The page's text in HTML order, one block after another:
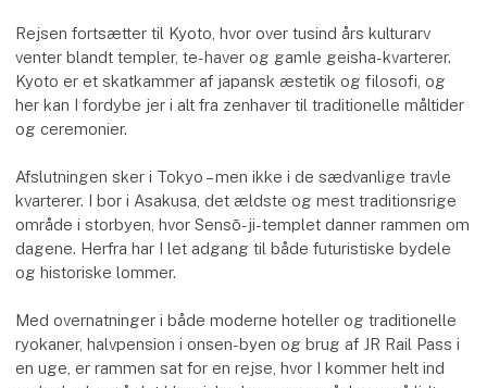
Rejsen fortsætter til Kyoto, hvor over tusind års kulturarv
venter blandt templer, te-haver og gamle geisha-kvarterer.
Kyoto er et skatkammer af japansk æstetik og filosofi, og
her kan I fordybe jer i alt fra zenhaver til traditionelle måltider
og ceremonier.
Afslutningen sker i Tokyo – men ikke i de sædvanlige travle
kvarterer. I bor i Asakusa, det ældste og mest traditionsrige
område i storbyen, hvor Sensō-ji-templet danner rammen om
dagene. Herfra har I let adgang til både futuristiske bydele
og historiske lommer.
Med overnatninger i både moderne hoteller og traditionelle
ryokaner, halvpension i onsen-byen og brug af JR Rail Pass i
en uge, er rammen sat for en rejse, hvor I kommer helt ind